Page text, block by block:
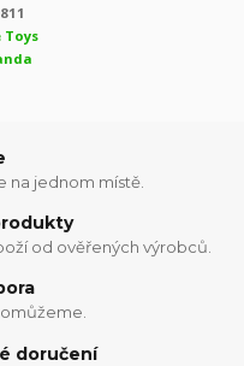
Toys
na jednom místě.
od ověřených výrobců.
doručení